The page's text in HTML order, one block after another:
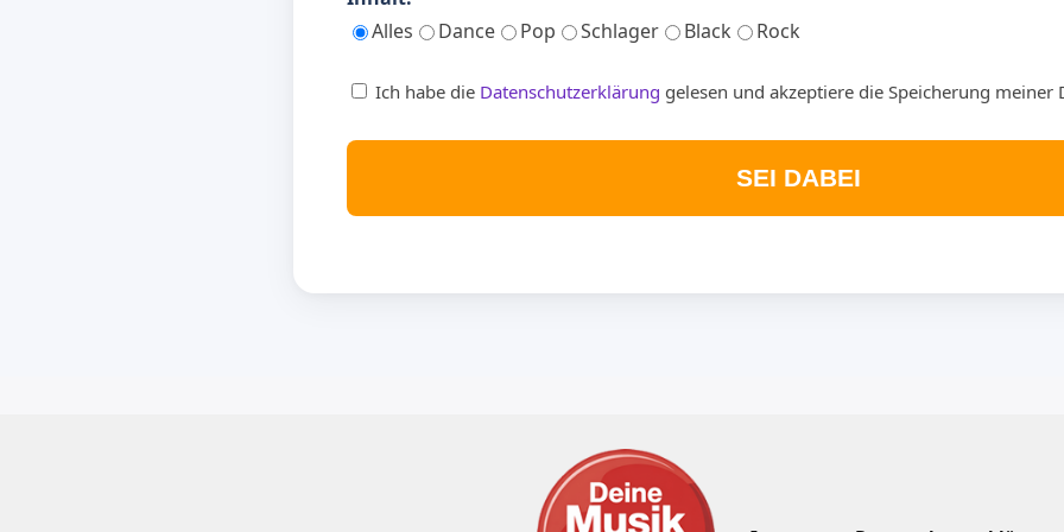
Alles
Dance Pop Schlager Black Rock
Ich habe die Datenschutzerklärung gelesen und akzeptiere die Speicherung meiner
SEI DABEI